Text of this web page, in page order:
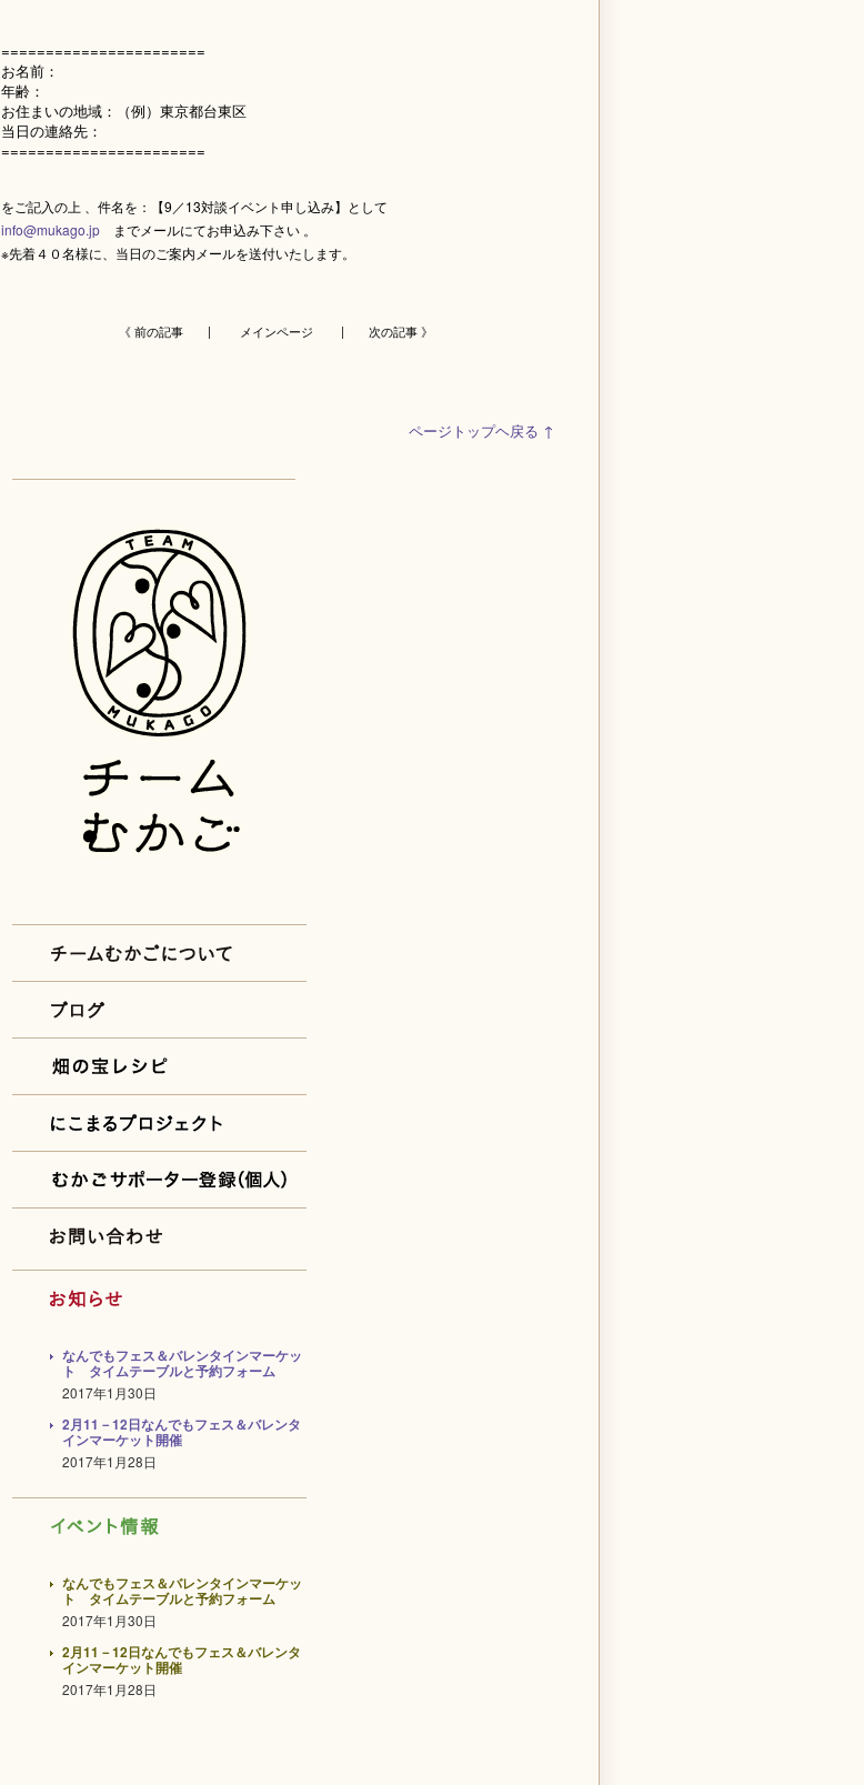
=======================
お名前：
年齢：
お住まいの地域：（例）東京都台東区
当日の連絡先：
=======================
をご記入の上 、件名を：【9／13対談イベント申し込み】として
info@mukago.jpまでメールにてお申込み下さい 。
※先着４０名様に、当日のご案内メールを送付いたします。
《 前の記事 | メインページ | 次の記事 》
ページトップヘ戻る ↑
なんでもフェス＆バレンタインマーケッ
ト タイムテーブルと予約フォーム
2017年1月30日
2月11－12日なんでもフェス＆バレンタ
インマーケット開催
2017年1月28日
なんでもフェス＆バレンタインマーケッ
ト タイムテーブルと予約フォーム
2017年1月30日
2月11－12日なんでもフェス＆バレンタ
インマーケット開催
2017年1月28日